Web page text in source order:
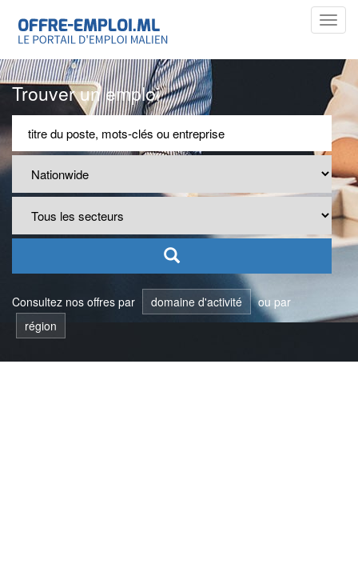
Trouver un emploi
Consultez nos offres par domaine d'activité
ou par
région